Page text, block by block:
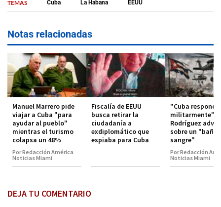
TEMAS Cuba La Habana EEUU
Notas relacionadas
Manuel Marrero pide
viajar a Cuba "para
ayudar al pueblo"
mientras el turismo
colapsa un 48%
Por Redacción América
Noticias Miami
Fiscalía de EEUU
busca retirar la
ciudadanía a
exdiplomático que
espiaba para Cuba
"Cuba
militarmente":
Rodríguez
sobre un "baño
sangre"
Por Redacción
Noticias Miami
DEJA TU COMENTARIO